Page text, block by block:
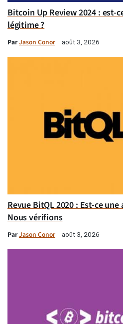
Bitcoin Up Review 2024 : est-
légitime ?
ParJason Conor août 3, 2026
Revue BitQL 2020 : Est-ce
Nous vérifions
ParJason Conor août 3, 2026